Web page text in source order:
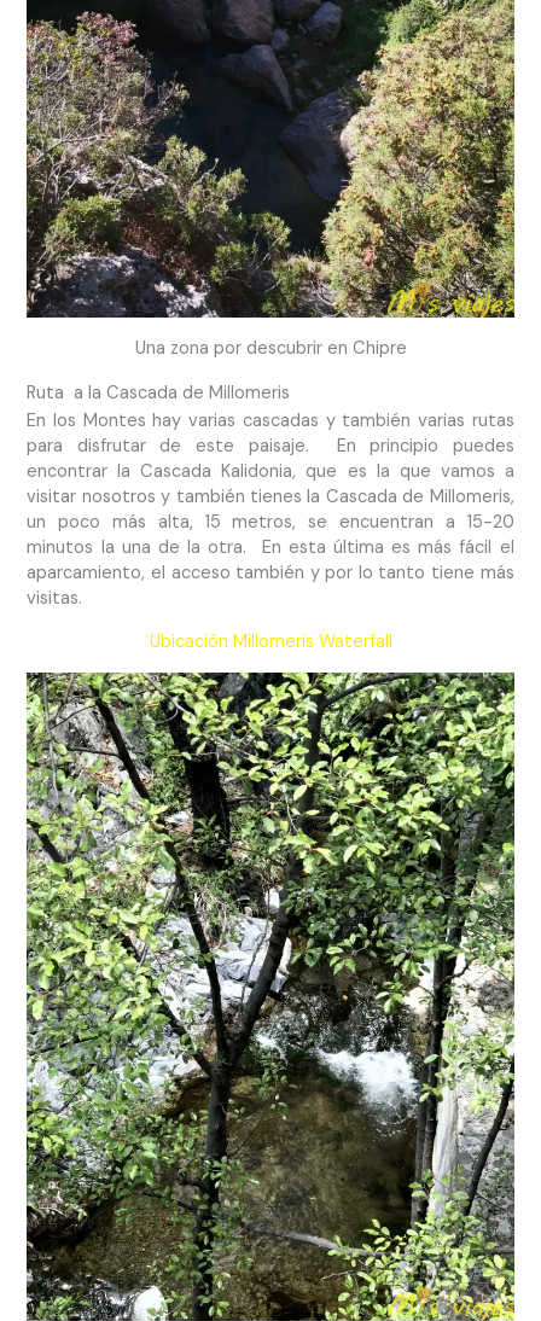
Una zona por descubrir en Chipre
Ruta a la Cascada de Millomeris
En los Montes hay varias cascadas y también varias rutas
para disfrutar de este paisaje. En principio puedes
encontrar la Cascada Kalidonia, que es la que vamos a
visitar nosotros y también tienes la Cascada de Millomeris,
un poco más alta, 15 metros, se encuentran a 15-20
minutos la una de la otra. En esta última es más fácil el
aparcamiento, el acceso también y por lo tanto tiene más
visitas.
Ubicación Millomeris Waterfall